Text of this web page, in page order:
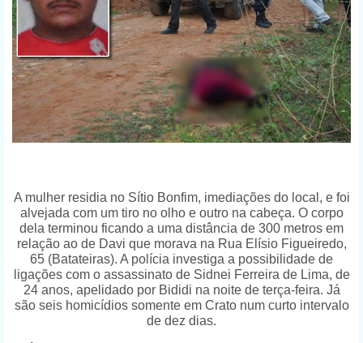
A mulher residia no Sítio Bonfim, imediações do local, e foi
alvejada com um tiro no olho e outro na cabeça. O corpo
dela terminou ficando a uma distância de 300 metros em
relação ao de Davi que morava na Rua Elísio Figueiredo,
65 (Batateiras). A polícia investiga a possibilidade de
ligações com o assassinato de Sidnei Ferreira de Lima, de
24 anos, apelidado por Bididi na noite de terça-feira. Já
são seis homicídios somente em Crato num curto intervalo
de dez dias.